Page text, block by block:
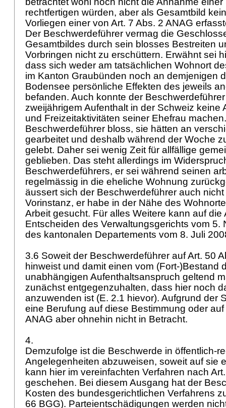
rechtfertigen würden, aber als Gesamtbild
Vorliegen einer von Art. 7 Abs. 2 ANAG
Der Beschwerdeführer vermag die
Gesamtbildes durch sein blosses Bestreiten
Vorbringen nicht zu erschüttern. Erwähnt sei
dass sich weder am tatsächlichen Wohnort
im Kanton Graubünden noch an demjenigen
Bodensee persönliche Effekten des jeweils
befanden. Auch konnte der
zweijährigem Aufenthalt in der Schweiz keine
und Freizeitaktivitäten seiner Ehefrau
Beschwerdeführer bloss, sie hätten an
gearbeitet und deshalb während der Woche
gelebt. Daher sei wenig Zeit für allfällige
geblieben. Das steht allerdings im
Beschwerdeführers, er sei während seinen
regelmässig in die eheliche Wohnung
äussert sich der Beschwerdeführer auch
Vorinstanz, er habe in der Nähe des
Arbeit gesucht. Für alles Weitere kann auf
Entscheiden des Verwaltungsgerichts vom 5.
des kantonalen Departements vom 8. Juli
3.6 Soweit der Beschwerdeführer auf Art. 50
hinweist und damit einen vom (Fort-)Bestand
unabhängigen Aufenthaltsanspruch geltend
zunächst entgegenzuhalten, dass hier noch
anzuwenden ist (E. 2.1 hievor). Aufgrund der
eine Berufung auf diese Bestimmung oder auf
ANAG aber ohnehin nicht in Betracht.
4.
Demzufolge ist die Beschwerde in öffentlich-
Angelegenheiten abzuweisen, soweit auf sie
kann hier im vereinfachten Verfahren nach
geschehen. Bei diesem Ausgang hat der
Kosten des bundesgerichtlichen Verfahrens
66 BGG). Parteientschädigungen werden